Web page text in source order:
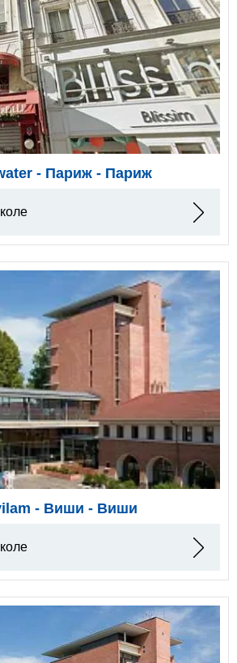
- Париж - Париж
- Виши - Виши